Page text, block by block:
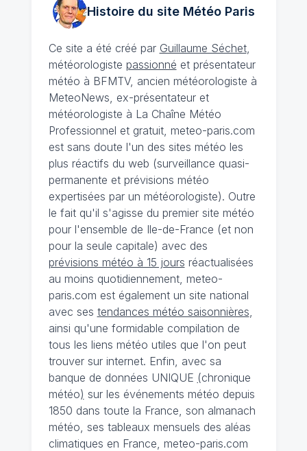
Histoire du site MétéoParis
Ce site a été créé par Guillaume Séchet,
météorologiste passionné et présentateur
météo à BFMTV, ancien météorologiste à
MeteoNews, ex-présentateur et
météorologiste à La Chaîne Météo
Professionnel et gratuit, meteo-paris.com
est sans doute l'un des sites météo les
plus réactifs du web (surveillance quasi-
permanente et prévisions météo
expertisées par un météorologiste). Outre
le fait qu'il s'agisse du premier site météo
pour l'ensemble de Ile-de-France (et non
pour la seule capitale) avec des
prévisions météo à 15 jours réactualisées
au moins quotidiennement, meteo-
paris.com est également un site national
avec ses tendances météo saisonnières
ainsi qu'une formidable compilation de
tous les liens météo utiles que l'on peut
trouver sur internet. Enfin, avec sa
banque de données UNIQUE (chronique
météo) sur les événements météo depuis
1850 dans toute la France, son almanach
météo, ses tableaux mensuels des aléas
climatiques en France, meteo-paris.com